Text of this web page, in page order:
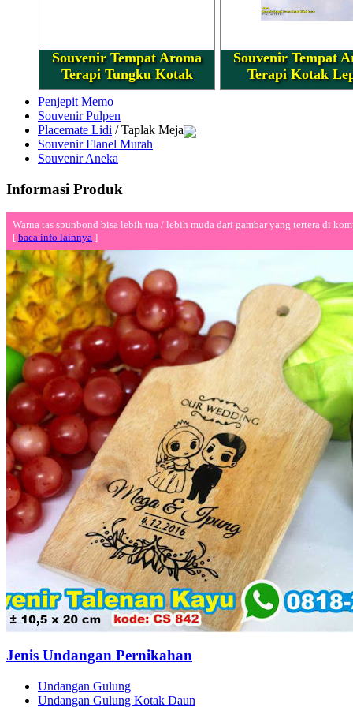
Souvenir Tempat Aroma
Terapi Tungku Kotak
Souvenir Tempat
Terapi Kotak
Penjepit Memo
Souvenir Pulpen
Placemate Lidi / Taplak Meja
Souvenir Flanel Murah
Souvenir Aneka
Informasi Produk
Warna tas spunbond bisa lebih tua / lebih muda dari gambar yang tertera di
[ baca info lainnya ]
Jenis Undangan Pernikahan
Undangan Gulung
Undangan Gulung Kotak Daun